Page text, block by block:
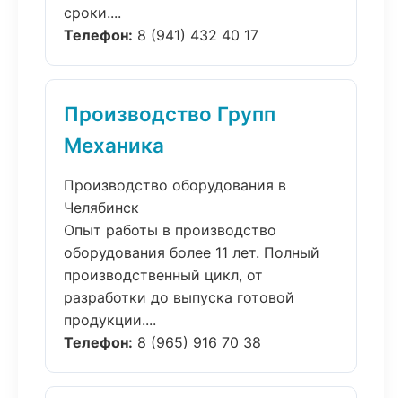
сроки....
Телефон: 8 (941) 432 40 17
Производство Групп
Механика
Производство оборудования в
Челябинск
Опыт работы в производство
оборудования более 11 лет. Полный
производственный цикл, от
разработки до выпуска готовой
продукции....
Телефон: 8 (965) 916 70 38